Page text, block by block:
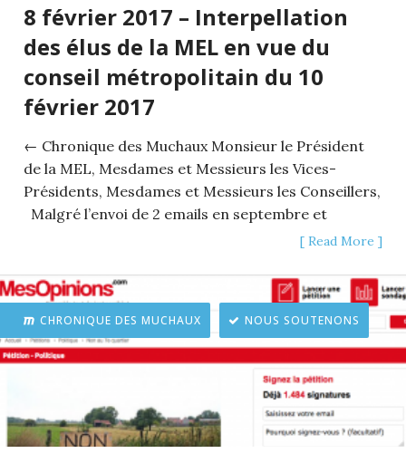
8 février 2017 – Interpellation
des élus de la MEL en vue du
conseil métropolitain du 10
février 2017
← Chronique des Muchaux Monsieur le Président
de la MEL, Mesdames et Messieurs les Vices-
Présidents, Mesdames et Messieurs les Conseillers,
Malgré l’envoi de 2 emails en septembre et
[ Read More ]
CHRONIQUE DES MUCHAUX NOUS SOUTENONS